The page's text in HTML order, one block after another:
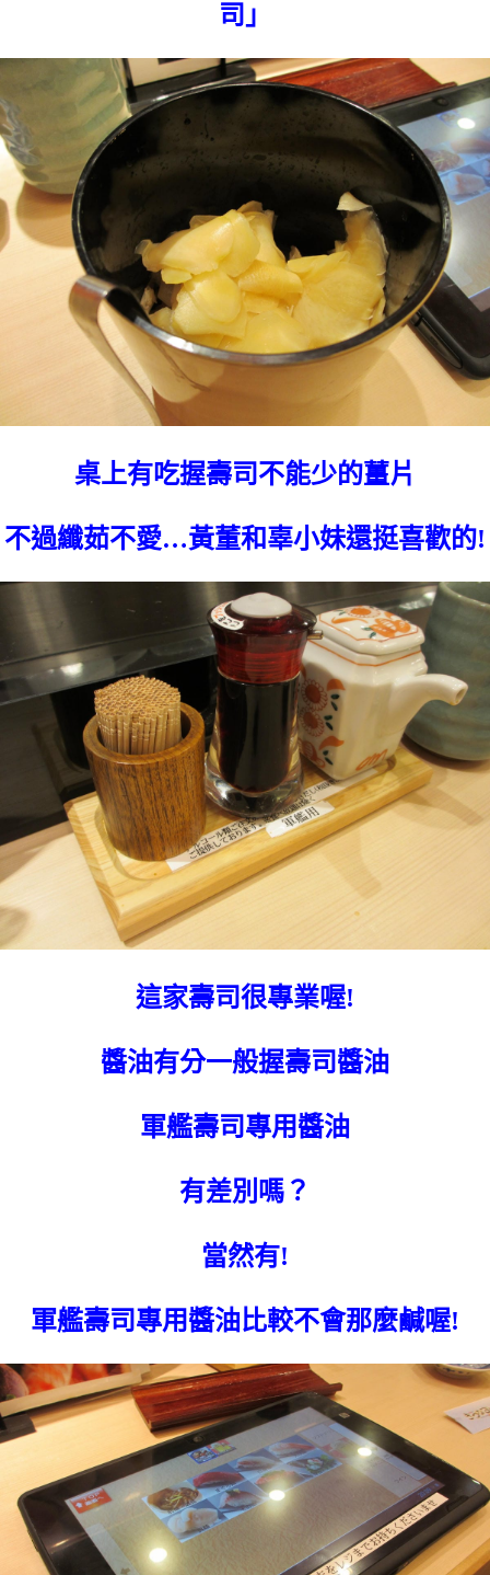
司」
桌上有吃握壽司不能少的薑片
不過纖茹不愛…黃董和辜小妹還挺喜歡的!
這家壽司很專業喔!
醬油有分一般握壽司醬油
軍艦壽司專用醬油
有差別嗎？
當然有!
軍艦壽司專用醬油比較不會那麼鹹喔!